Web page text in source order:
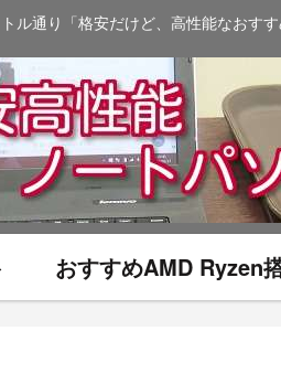
ル通り「格安だけど、高性能なおす
おすすめAMD Ryzen